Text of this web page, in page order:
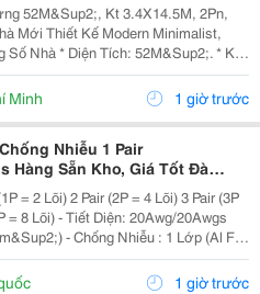
52M&Sup2;, Kt 3.4X14.5M, 2Pn,
Mới Thiết Kế Modern Minimalist,
Số Nhà * Diện Tích: 52M&Sup2;. * Kt:
Cấu: 1 Trệt 1 Lầu. * Chủ Hỗ Trợ
1 Phòng Ngủ Trước Khi Bàn...
Minh 1 giờ trước
Nhiễu 1 Pair
Hàng Sẵn Kho, Giá Tốt Đà
= 2 Lõi) 2 Pair (2P = 4 Lõi) 3 Pair (3P
20Awg/20Awgs
- Chống Nhiễu : 1 Lớp (Al Foil
(Al Foil + Lớp Lưới Chống Nhiễu) -
1 giờ trước